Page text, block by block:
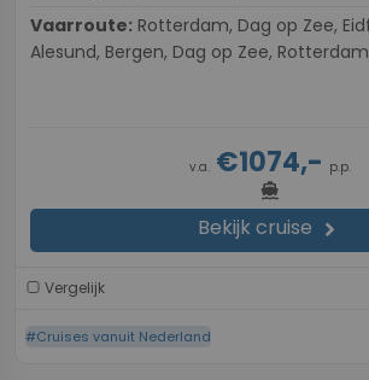
Vaarroute:
Alesund, Bergen, Dag op Zee, Rotterdam
v.a. €1074,- p.p.
directions_boat
Bekijk cruise chevron_right
Vergelijk
#Cruises vanuit Nederland